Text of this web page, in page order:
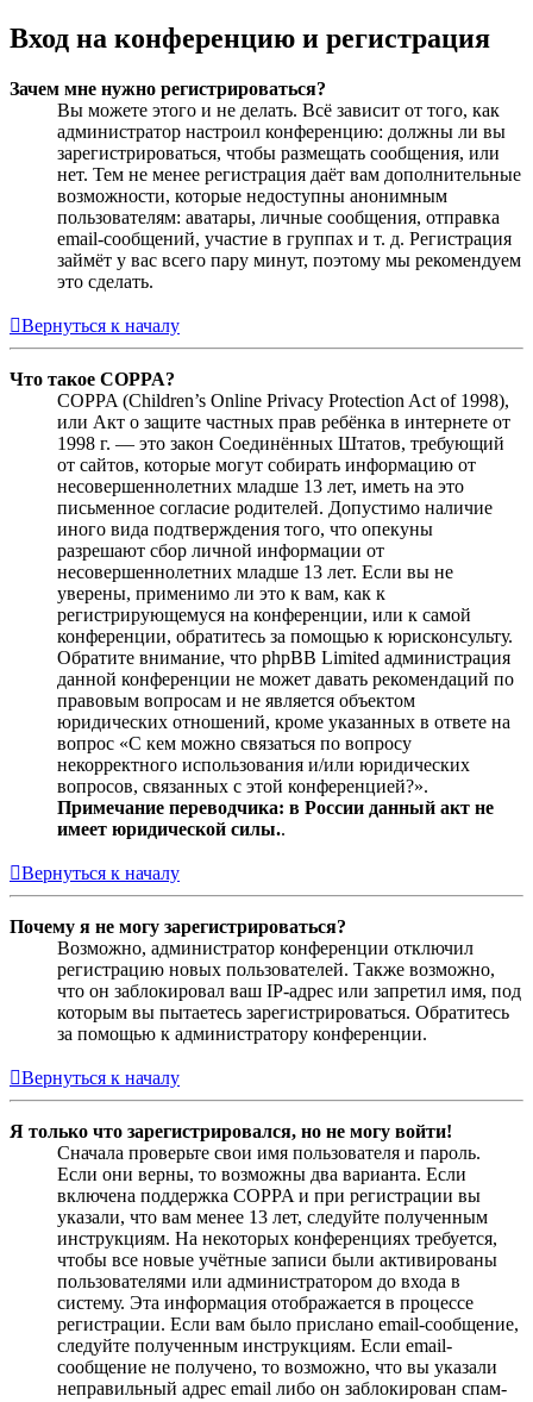
Вход на конференцию и регистрация
Зачем мне нужно регистрироваться?
Вы можете этого и не делать. Всё зависит от того, как
администратор настроил конференцию: должны ли вы
зарегистрироваться, чтобы размещать сообщения, или
нет. Тем не менее регистрация даёт вам дополнительные
возможности, которые недоступны анонимным
пользователям: аватары, личные сообщения, отправка
email-сообщений, участие в группах и т. д. Регистрация
займёт у вас всего пару минут, поэтому мы рекомендуем
это сделать.
Вернуться к началу
Что такое COPPA?
COPPA (Children’s Online Privacy Protection Act of 1998),
или Акт о защите частных прав ребёнка в интернете от
1998 г. — это закон Соединённых Штатов, требующий
от сайтов, которые могут собирать информацию от
несовершеннолетних младше 13 лет, иметь на это
письменное согласие родителей. Допустимо наличие
иного вида подтверждения того, что опекуны
разрешают сбор личной информации от
несовершеннолетних младше 13 лет. Если вы не
уверены, применимо ли это к вам, как к
регистрирующемуся на конференции, или к самой
конференции, обратитесь за помощью к юрисконсульту.
Обратите внимание, что phpBB Limited администрация
данной конференции не может давать рекомендаций по
правовым вопросам и не является объектом
юридических отношений, кроме указанных в ответе на
вопрос «С кем можно связаться по вопросу
некорректного использования и/или юридических
вопросов, связанных с этой конференцией?».
Примечание переводчика: в России данный акт не
имеет юридической силы..
Вернуться к началу
Почему я не могу зарегистрироваться?
Возможно, администратор конференции отключил
регистрацию новых пользователей. Также возможно,
что он заблокировал ваш IP-адрес или запретил имя, под
которым вы пытаетесь зарегистрироваться. Обратитесь
за помощью к администратору конференции.
Вернуться к началу
Я только что зарегистрировался, но не могу войти!
Сначала проверьте свои имя пользователя и пароль.
Если они верны, то возможны два варианта. Если
включена поддержка COPPA и при регистрации вы
указали, что вам менее 13 лет, следуйте полученным
инструкциям. На некоторых конференциях требуется,
чтобы все новые учётные записи были активированы
пользователями или администратором до входа в
систему. Эта информация отображается в процессе
регистрации. Если вам было прислано email-сообщение,
следуйте полученным инструкциям. Если email-
сообщение не получено, то возможно, что вы указали
неправильный адрес email либо он заблокирован спам-